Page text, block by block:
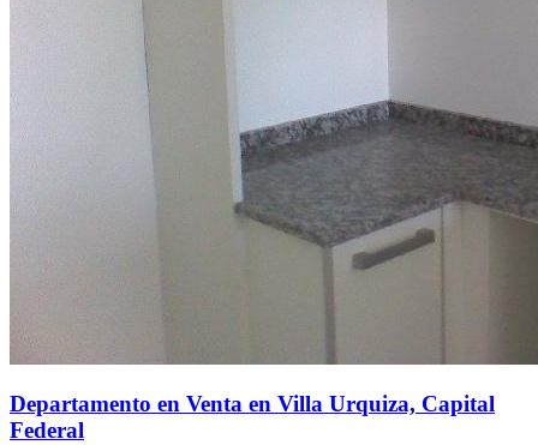
Departamento en Venta en Villa Urquiza, Capital
Federal